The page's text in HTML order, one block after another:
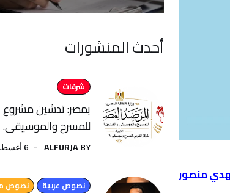
أحدث المنشورات
شرفات
بمصر: تدشين مشروع “المرصد
للمسرح والموسيقى.
ALFURJA 6 أغسطس، 2026
نصوص عربية نصوص مسرحية